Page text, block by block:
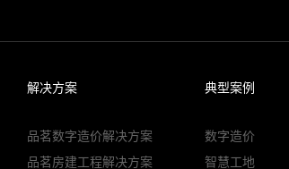
解决方案
品茗数字造价解决方案
品茗房建工程解决方案
典型案例
数字造价
智慧工地